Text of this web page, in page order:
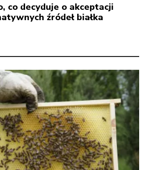
co decyduje o akceptacji
źródeł białka